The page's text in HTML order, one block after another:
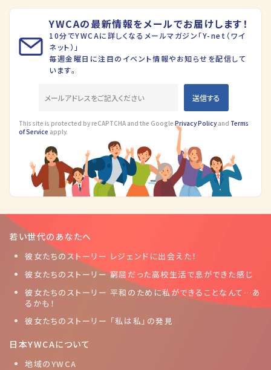
YWCAの最新情報をメールでお届けします！
10分でYWCAに詳しくなるメールマガジン「Y-net（ワイ
ネット）」
毎週金曜日に注目のイベント情報やお知らせを配信して
います。
This site is protected by reCAPTCHA and the Google Privacy Policyand Terms
of Service apply.
若い世代のあなたへ
彼女たちのストーリー レジェンドに出会えた！
彼女たちのストーリー 窮屈だった高校生活で息ができた感じ
彼女たちのストーリー 平和のために私ができることなんて…あ
るかも！
彼女たちのストーリー 「私は私」の発見
日本YWCAについて
地域のYWCA